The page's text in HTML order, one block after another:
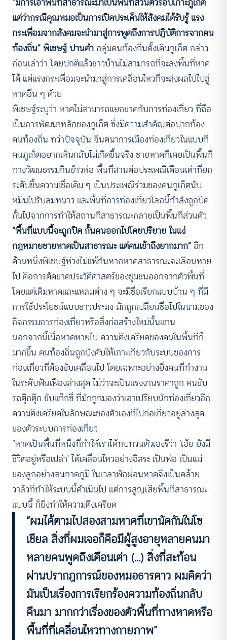
แต่ว่ากรณีคุณหมอเป็นการเปิดประเด็นให้สังคมได้รับรู้ แรง
กระเพื่อมจากสังคมจะนํามาสู่การพูดถึงการปฏิบัติการจากคน
ท้องถิ่น”พิเชษฐ์ ปานดำกลุ่มคนท้องถิ่นดั้งเดิมภูเก็ต กล่าว
ก่อนเล่าว่า โดยปกติแล้วชาวบ้านไม่สามารถที่จะลงพื้นที่หาด
ได้ แต่แรงกระเพื่อมจะนำมาสู่การเคลื่อนไหวที่จะส่งผลไปไปสู่
หาดอื่น ๆ ด้วย
พิเชษฐ์ระบุว่า หาดไม่สามารถแยกขาดกับการท่องเที่ยว ที่ถือ
เป็นการพัฒนาหลักของภูเก็ต ซึ่งมีความสําคัญต่อปากท้อง
คนท้องถิ่น ทว่าปัจจุบัน จินตนาการเมืองท่องเที่ยวในแบบที่
คนภูเก็ตอยากเห็นกลับไม่เกิดขึ้นจริง ชายหาดที่เคยเป็นพื้นที่
ทางวัฒนธรรมกินข้าวห่อ พื้นที่สานต่อประเพณีเดือนเต่าที่ยก
ระดับขึ้นความเชื่อเดิม ๆ เป็นประเพณีร่วมของคนภูเก็ตนับ
หมื่นไปรับลมหนาว และพื้นที่การท่องเที่ยวโลกนี้กำลังถูกปิด
กั้นไปจากการทำให้สถานที่สาธารณะกลายเป็นพื้นที่ส่วนตัว
“พื้นที่แบบนี้จะถูกปิด กั้นคนออกไปโดยปริยาย ในแง่
กฎหมายชายหาดเป็นสาธารณะ แต่คนเข้าถึงยากมาก”อีก
ด้านหนึ่งพิเชษฐ์ห่วงไม่แพ้กันหากหาดสาธารณะจะเลือนหาย
ไป คือการตัดขาดประวัติศาสตร์ของชุมชนออกจากตัวพื้นที่
โดยแต่เดิมหาดและแหลมต่าง ๆ จะมีชื่อเรียกแบบบ้าน ๆ ที่มี
การใช้ประโยชน์แบบชาวประมง มักถูกเปลี่ยนชื่อไปในนามของ
กิจกรรมการท่องเที่ยวหรือสิ่งก่อสร้างใหม่นั้นแทน
นอกจากนี้เมื่อหาดหายไป ความตึงเครียดของคนในพื้นที่ก็
มากขึ้น คนท้องถิ่นถูกบังคับให้เกาะเกี่ยวกับระบบของการ
ท่องเที่ยวที่ต้องขับเคลื่อนไป โดยเฉพาะอย่างยิ่งคนที่ทำงาน
ในระดับฟันเฟืองล่างสุด ไม่ว่าจะเป็นแรงงานราคาถูก คนขับ
รถตุ๊กตุ๊ก ขับแท็กซี่ ที่มักถูกมองว่าเอาเปรียบนักท่องเที่ยวอีก
ความตึงเครียดในลักษณะของตัวเองที่ไปก่อเกี่ยวอยู่ล่างสุด
ของตัวระบบการท่องเที่ยว
“หาดเป็นพื้นที่หนึ่งที่ทำให้เราได้ทบทวนตัวเองรีว่า ‘เฮ้ย ยังมี
ชีวิตอยู่หรือเปล่า’ ได้เคลื่อนไหวอย่างอิสระ เป็นพ่อ เป็นแม่
ของลูกอย่างสมภาคภูมิ ในเวลาพักผ่อนหาดจึงเป็นคล้าย
วาล์วที่ทําให้ระบบนี้ดำเนินไป แต่การสูญเสียพื้นที่สาธารณะ
แบบนี้ ก็ยิ่งทําให้ความตึงเครียด
“ผมได้ตามไปสองสามหาดที่เขานัดกันในโซ
เชียล สิ่งที่ผมเจอก็คือมีผู้สูงอายุหลายคนมา
หลายคนพูดถึงเดือนเต่า (…) สิ่งที่สะท้อน
ผ่านปรากฏการณ์ของหมอธารดาว ผมคิดว่า
มันเป็นเรื่องการเรียกร้องความท้องถิ่นกลับ
คืนมา มากกว่าเรื่องของตัวพื้นที่ทางหาดหรือ
พื้นที่ที่เคลื่อนไหวทางกายภาพ”